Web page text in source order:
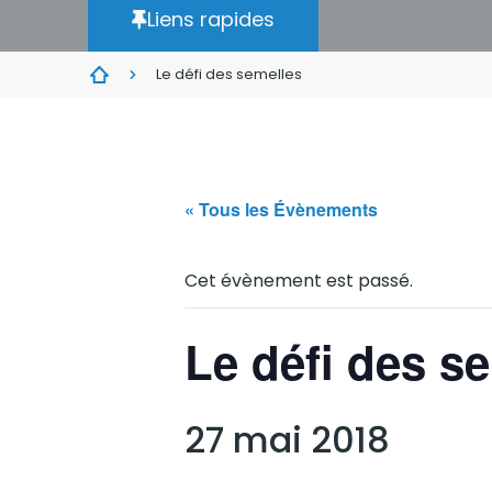
Liens rapides
Le défi des semelles
« Tous les Évènements
Cet évènement est passé.
Le défi des
27 mai 2018